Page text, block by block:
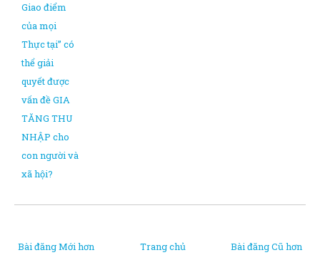
Giao điểm
của mọi
Thực tại” có
thể giải
quyết được
vấn đề GIA
TĂNG THU
NHẬP cho
con người và
xã hội?
Bài đăng Mới hơn Bài đăng Cũ hơn
Trang chủ